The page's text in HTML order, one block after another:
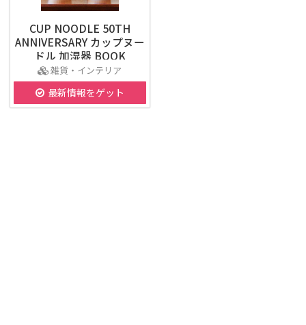
CUP NOODLE 50TH
ANNIVERSARY カップヌー
ドル 加湿器 BOOK
雑貨・インテリア
最新情報をゲット